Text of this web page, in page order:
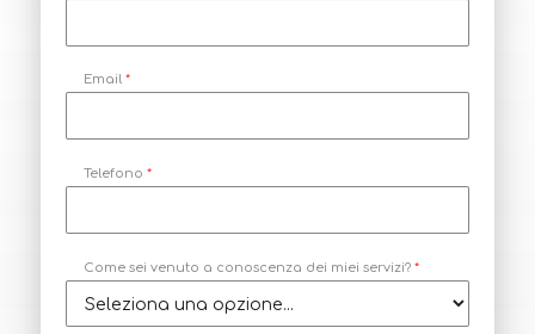
Email *
a
*
m
Telefono *
Come sei venuto a conoscenza dei miei servizi? *